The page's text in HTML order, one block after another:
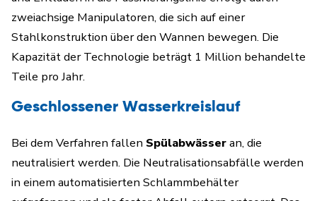
zweiachsige Manipulatoren, die sich auf einer
Stahlkonstruktion über den Wannen bewegen. Die
Kapazität der Technologie beträgt 1 Million behandelte
Teile pro Jahr.
Geschlossener Wasserkreislauf
Bei dem Verfahren fallen Spülabwässeran, die
neutralisiert werden. Die Neutralisationsabfälle werden
in einem automatisierten Schlammbehälter